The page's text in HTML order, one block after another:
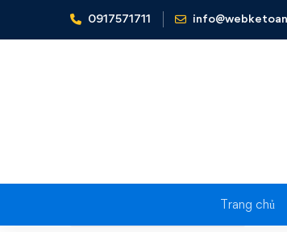
0917571711
Trang chủ
Home Nghiệp vụ Kế toán & Thuế Nợ